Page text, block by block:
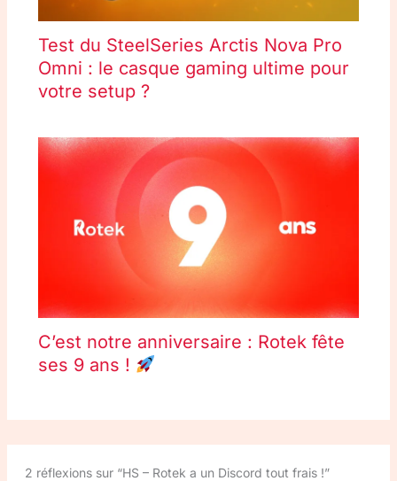
Test du SteelSeries Arctis Nova Pro
Omni : le casque gaming ultime pour
votre setup ?
C’est notre anniversaire : Rotek fête
ses 9 ans !
2 réflexions sur “HS – Rotek a un Discord tout frais !”